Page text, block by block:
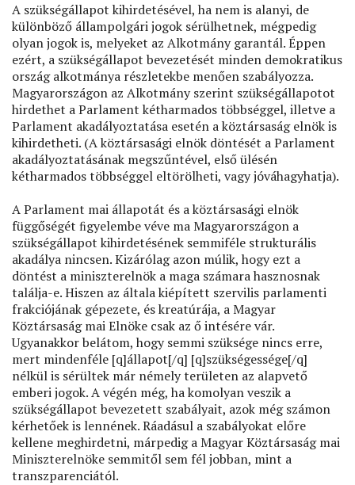
A szükségállapot kihirdetésével, ha nem is alanyi, de
különböző állampolgári jogok sérülhetnek, mégpedig
olyan jogok is, melyeket az Alkotmány garantál. Éppen
ezért, a szükségállapot bevezetését minden demokratikus
ország alkotmánya részletekbe menően szabályozza.
Magyarországon az Alkotmány szerint szükségállapotot
hirdethet a Parlament kétharmados többséggel, illetve a
Parlament akadályoztatása esetén a köztársaság elnök is
kihirdetheti. (A köztársasági elnök döntését a Parlament
akadályoztatásának megszűntével, első ülésén
kétharmados többséggel eltörölheti, vagy jóváhagyhatja).
A Parlament mai állapotát és a köztársasági elnök
függőségét ﬁgyelembe véve ma Magyarországon a
szükségállapot kihirdetésének semmiféle strukturális
akadálya nincsen. Kizárólag azon múlik, hogy ezt a
döntést a miniszterelnök a maga számara hasznosnak
találja-e. Hiszen az általa kiépített szervilis parlamenti
frakciójának gépezete, és kreatúrája, a Magyar
Köztársaság mai Elnöke csak az ő intésére vár.
Ugyanakkor belátom, hogy semmi szüksége nincs erre,
mert mindenféle [q]állapot[/q] [q]szükségessége[/q]
nélkül is sérültek már némely területen az alapvető
emberi jogok. A végén még, ha komolyan veszik a
szükségállapot bevezetett szabályait, azok még számon
kérhetőek is lennének. Ráadásul a szabályokat előre
kellene meghirdetni, márpedig a Magyar Köztársaság mai
Miniszterelnöke semmitől sem fél jobban, mint a
transzparenciától.